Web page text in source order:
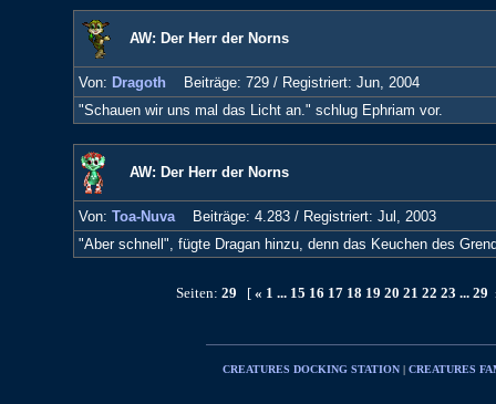
AW: Der Herr der Norns
Von: Dragoth Beiträge: 729 / Registriert: Jun, 2004
"Schauen wir uns mal das Licht an." schlug Ephriam vor.
AW: Der Herr der Norns
Von: Toa-Nuva Beiträge: 4.283 / Registriert: Jul, 2003
"Aber schnell", fügte Dragan hinzu, denn das Keuchen des
Seiten: 29 [ « 1 ... 15 16 17 18 19 20 21 22 23 ... 29
CREATURES DOCKING STATION | CREATURES